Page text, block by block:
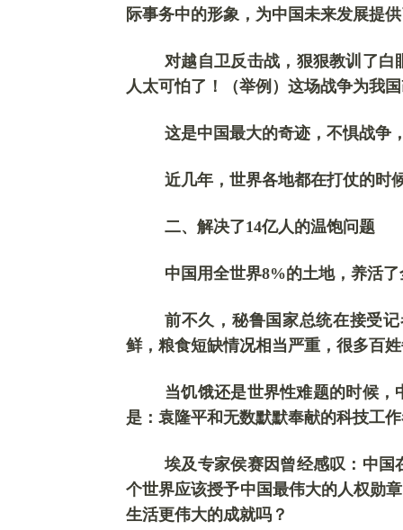
际事务中的形象，为中国未来发展提
对越自卫反击战， 狠狠教训了白
人太可怕了！（举例）这场战争为我
这是中国最大的奇迹，不惧战争
近几年，世界各地都在打仗的时
二、 解决了14亿人的温饱问题
中国用全世界8%的土地，养活
前不久，秘鲁国家总统在接受
鲜，粮食短缺情况相当严重，很多百
当饥饿还是世界性难题的时候，
是：袁隆平和无数默默奉献的科技工
埃及专家侯赛因 曾经感叹：中国
个世界应该授予中国最伟大的人权勋
生活更伟大的成就吗？